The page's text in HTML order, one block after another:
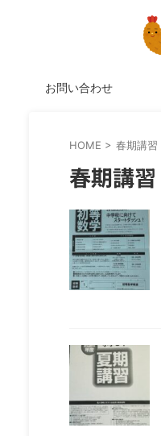
お問い合わせ
HOME > 春期講習
春期講習